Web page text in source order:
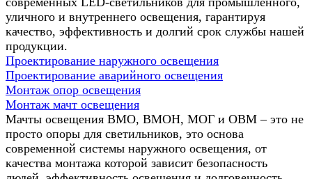
уличного и внутреннего освещения, гарантируя
качество, эффективность и долгий срок службы нашей
продукции.
Проектирование наружного освещения
Проектирование аварийного освещения
Монтаж опор освещения
Монтаж мачт освещения
Мачты освещения ВМО, ВМОН, МОГ и ОВМ – это не
просто опоры для светильников, это основа
современной системы наружного освещения, от
качества монтажа которой зависит безопасность